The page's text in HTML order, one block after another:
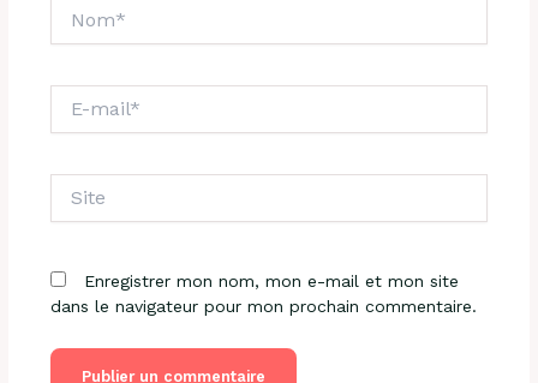
mail*
Enregistrer mon nom, mon e-mail et mon site
dans le navigateur pour mon prochain commentaire.